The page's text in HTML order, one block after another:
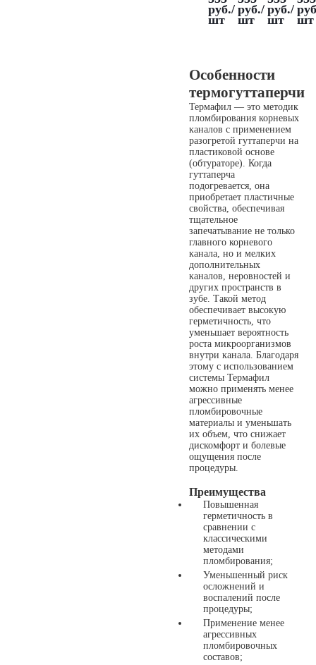
руб./
шт
руб./
шт
руб./
шт шт
Особенности
термогуттаперчи
Термафил — это методик
пломбирования корневых
каналов с применением
разогретой гуттаперчи на
пластиковой основе
(обтураторе). Когда
гуттаперча
подогревается, она
приобретает пластичные
свойства, обеспечивая
тщательное
запечатывание не только
главного корневого
канала, но и мелких
дополнительных
каналов, неровностей и
других пространств в
зубе. Такой метод
обеспечивает высокую
герметичность, что
уменьшает вероятность
роста микроорганизмов
внутри канала. Благодаря
этому с использованием
системы Термафил
можно применять менее
агрессивные
пломбировочные
материалы и уменьшать
их объем, что снижает
дискомфорт и болевые
ощущения после
процедуры.
Преимущества
Повышенная
герметичность в
сравнении с
классическими
методами
пломбирования;
Уменьшенный риск
осложнений и
воспалений после
процедуры;
Применение менее
агрессивных
пломбировочных
составов;